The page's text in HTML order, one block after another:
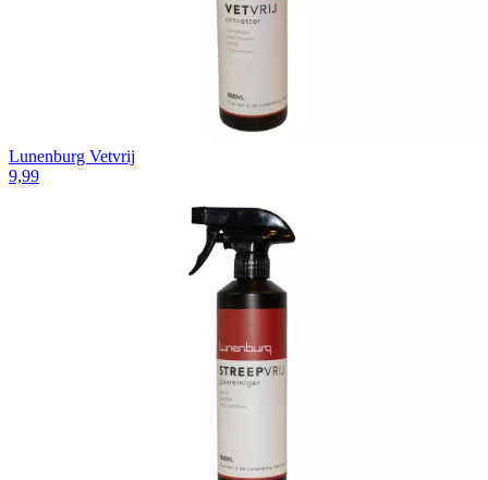
Lunenburg Vetvrij
9,99